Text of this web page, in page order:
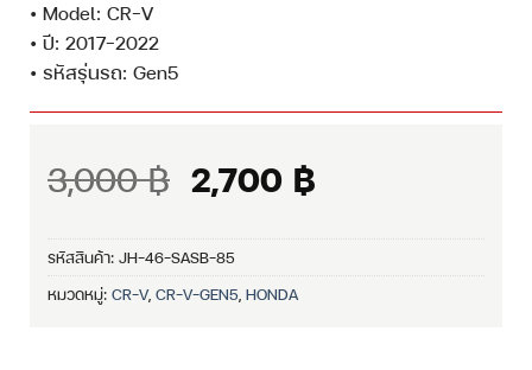
• Model: CR-V
• ปี: 2017–2022
• รหัสรุ่นรถ: Gen5
3,000฿ Original
price
was:
3,000 ฿.
2,700 ฿Current
is:
2,700 ฿.
รหัสสินค้า: JH-46-SASB-85
หมวดหมู่: CR-V, CR-V-GEN5, HONDA